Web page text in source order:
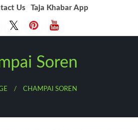
Us Taja Khabar App
Soren
CHAMPAI SOREN